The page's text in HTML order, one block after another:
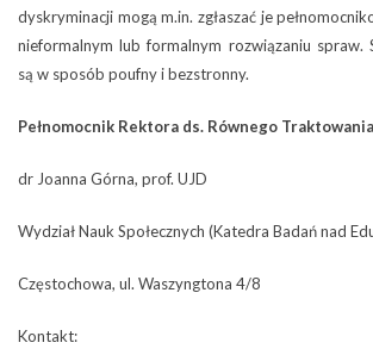
dyskryminacji mogą m.in. zgłaszać je
nieformalnym lub formalnym rozwiązaniu spraw.
są w sposób poufny i bezstronny.
Pełnomocnik Rektora ds. Równego
dr Joanna Górna, prof. UJD
Wydział Nauk Społecznych (Katedra Badań nad
Częstochowa, ul. Waszyngtona 4/8
Kontakt: